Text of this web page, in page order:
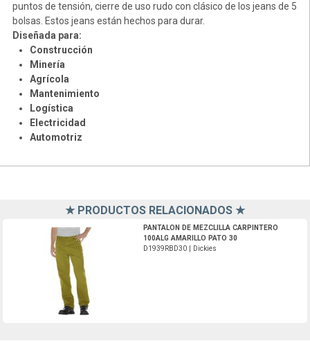
puntos de tensión, cierre de uso rudo con clásico de los jeans de 5
bolsas. Estos jeans están hechos para durar.
Diseñada para:
Construcción
Minería
Agrícola
Mantenimiento
Logística
Electricidad
Automotriz
★ PRODUCTOS RELACIONADOS ★
PANTALON DE MEZCLILLA CARPINTERO
100ALG AMARILLO PATO 30
D1939RBD30 | Dickies